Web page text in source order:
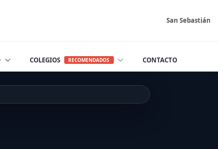
San Sebastián
COLEGIOS RECOMENDADOS CONTACTO